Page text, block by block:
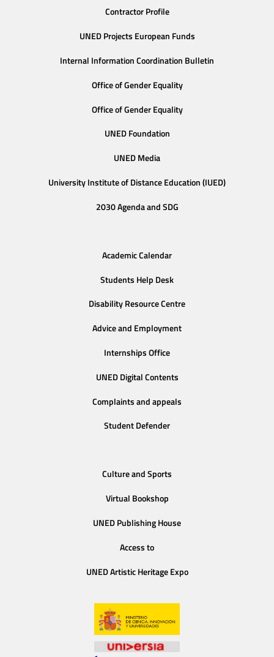
Contractor Profile
UNED Projects European Funds
Internal Information Coordination Bulletin
Office of Gender Equality
Office of Gender Equality
UNED Foundation
UNED Media
University Institute of Distance Education (IUED)
2030 Agenda and SDG
Academic Calendar
Students Help Desk
Disability Resource Centre
Advice and Employment
Internships Office
UNED Digital Contents
Complaints and appeals
Student Defender
Culture and Sports
Virtual Bookshop
UNED Publishing House
Access to
UNED Artistic Heritage Expo